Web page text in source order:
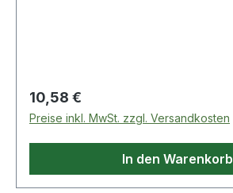
Regulärer Preis:
10,58 €
Preise inkl. MwSt. zzgl. Versandkosten
In den Warenkorb